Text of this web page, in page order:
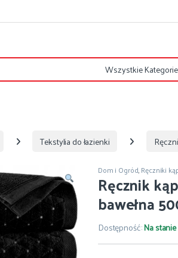
Tekstylia do łazienki
Dom i Ogród,Ręczniki
Ręcznik
bawełna
Dostępność:Na stanie